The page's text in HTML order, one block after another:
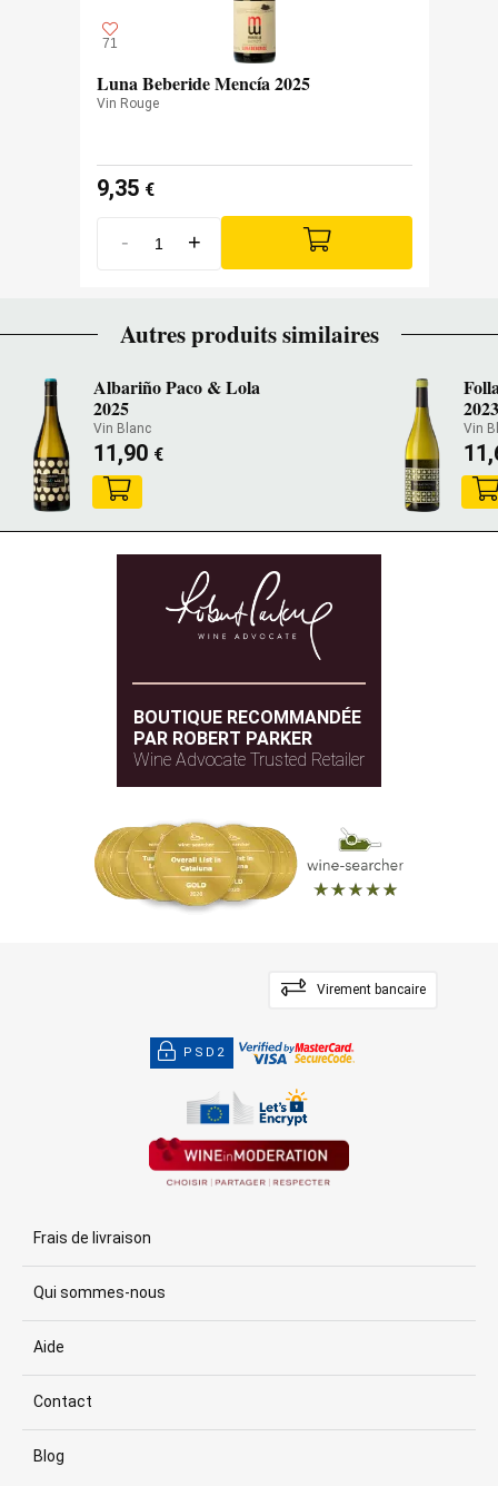
71
Luna Beberide Mencía 2025
Vin Rouge
9,35 €
- +
Autres produits similaires
Albariño Paco & Lola
2025
Vin Blanc
11,90 €
2023
Vin
BOUTIQUE RECOMMANDÉE
PAR ROBERT PARKER
Wine Advocate Trusted Retailer
Virement bancaire
PSD2
Frais de livraison
Qui sommes-nous
Aide
Contact
Blog